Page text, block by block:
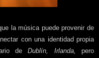
la música puede provenir de
con una identidad propia
deDublín, Irlanda,
pero